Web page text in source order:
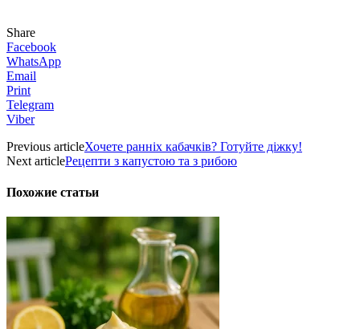
Share
Facebook
WhatsApp
Email
Print
Telegram
Viber
Previous articleХочете ранніх кабачків? Готуйте діжку!
Next articleРецепти з капустою та з рибою
Похожие статьи